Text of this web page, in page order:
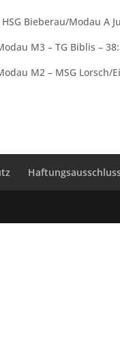
Bieberau/Modau A
M3 – TG Biblis –
M2 – MSG Lorsch/